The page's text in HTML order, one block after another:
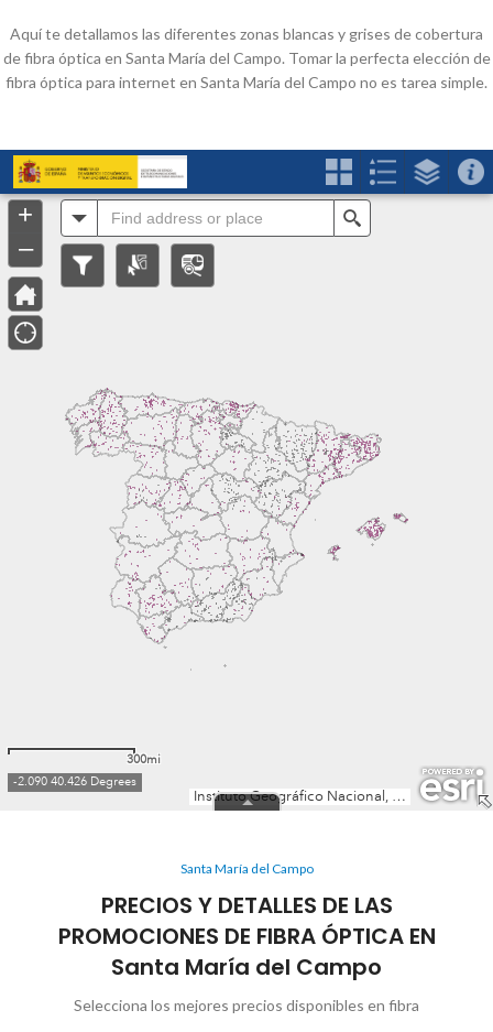
Aquí te detallamos las diferentes zonas blancas y grises de cobertura
de fibra óptica en Santa María del Campo. Tomar la perfecta elección de
fibra óptica para internet en Santa María del Campo no es tarea simple.
Santa María del Campo
PRECIOS Y DETALLES DE LAS
PROMOCIONES DE FIBRA ÓPTICA EN
Santa María del Campo
Selecciona los mejores precios disponibles en fibra